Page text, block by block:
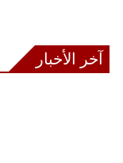
آخر الأخبار